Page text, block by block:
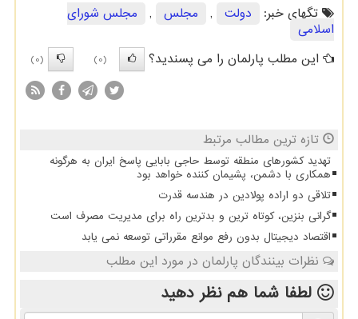
تگهای خبر:
دولت , مجلس ,
مجلس شورای
اسلامی
این مطلب پارلمان را می پسندید؟
(0)
(0)
تازه ترین مطالب مرتبط
تهدید کشورهای منطقه توسط حاجی بابایی پاسخ ایران به هرگونه
همکاری با دشمن، پشیمان کننده خواهد بود
تلاقی دو اراده پولادین در هندسه قدرت
گرانی بنزین، کوتاه ترین و بدترین راه برای مدیریت مصرف است
اقتصاد دیجیتال بدون رفع موانع مقرراتی توسعه نمی یابد
نظرات بینندگان پارلمان در مورد این مطلب
لطفا شما همنظر دهید